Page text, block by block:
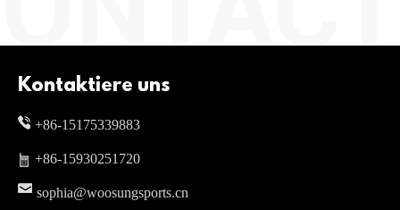
Kontaktiere uns
+86-15175339883
+86-15930251720
sophia@woosungsports.cn